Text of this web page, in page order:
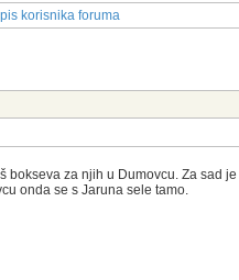
korisnika foruma
za njih u Dumovcu. Za sad
onda se s Jaruna sele tamo.